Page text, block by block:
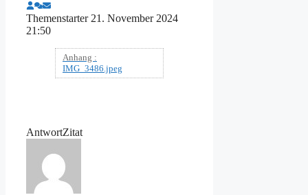
Themenstarter 21. November 2024
21:50
Anhang :
IMG_3486.jpeg
AntwortZitat